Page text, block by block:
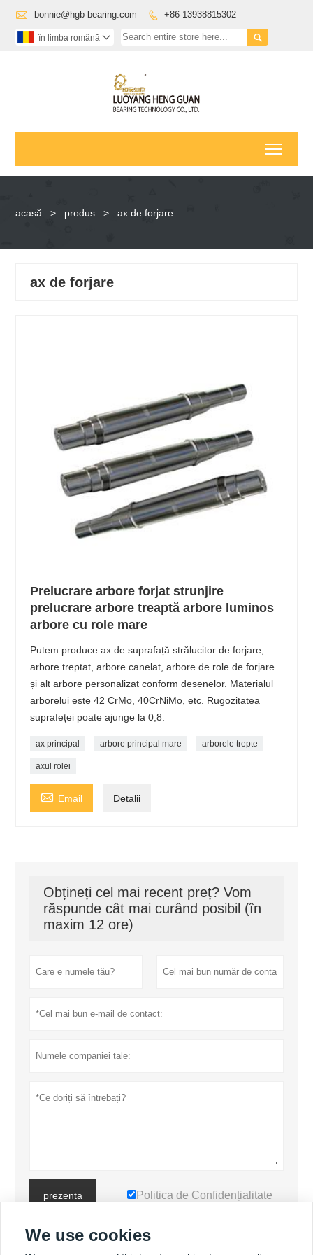
 bonnie@hgb-bearing.com  +86-13938815302

în limba română 
acasă > produs > ax de forjare
ax de forjare
Prelucrare arbore forjat strunjire
prelucrare arbore treaptă arbore luminos
arbore cu role mare
Putem produce ax de suprafață strălucitor de forjare,
arbore treptat, arbore canelat, arbore de role de forjare
și alt arbore personalizat conform desenelor. Materialul
arborelui este 42 CrMo, 40CrNiMo, etc. Rugozitatea
suprafeței poate ajunge la 0,8.
ax principal arbore principal mare arborele trepte
axul rolei
 Email Detalii
Obțineți cel mai recent preț? Vom
răspunde cât mai curând posibil (în
maxim 12 ore)
prezenta Politica de Confidențialitate
We use cookies